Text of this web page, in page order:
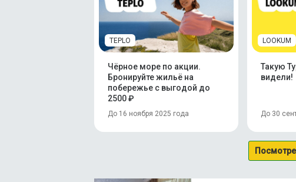
TEPLO
Чёрное море по акции.
Бронируйте жильё на
побережье с выгодой до
2500 ₽
До 16 ноября 2025 года
LOOKUM
Такую
видели!
До 30